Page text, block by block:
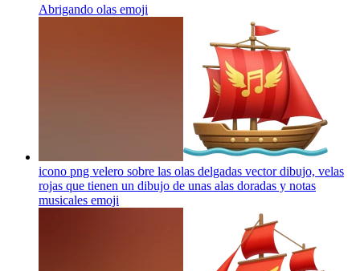
Abrigando olas emoji
icono png velero sobre las olas delgadas vector dibujo, velas
rojas que tienen un dibujo de unas alas doradas y notas
musicales emoji